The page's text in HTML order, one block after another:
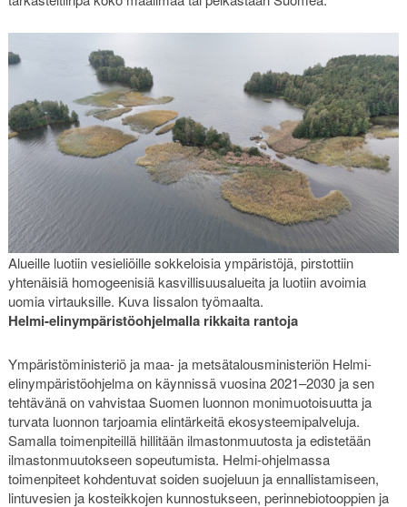
Alueille luotiin vesieliöille sokkeloisia ympäristöjä, pirstottiin
yhtenäisiä homogeenisiä kasvillisuusalueita ja luotiin avoimia
uomia virtauksille. Kuva Iissalon työmaalta.
Helmi-elinympäristöohjelmalla rikkaita rantoja
Ympäristöministeriö ja maa- ja metsätalousministeriön Helmi-
elinympäristöohjelma on käynnissä vuosina 2021–2030 ja sen
tehtävänä on vahvistaa Suomen luonnon monimuotoisuutta ja
turvata luonnon tarjoamia elintärkeitä ekosysteemipalveluja.
Samalla toimenpiteillä hillitään ilmastonmuutosta ja edistetään
ilmastonmuutokseen sopeutumista. Helmi-ohjelmassa
toimenpiteet kohdentuvat soiden suojeluun ja ennallistamiseen,
lintuvesien ja kosteikkojen kunnostukseen, perinnebiotooppien ja